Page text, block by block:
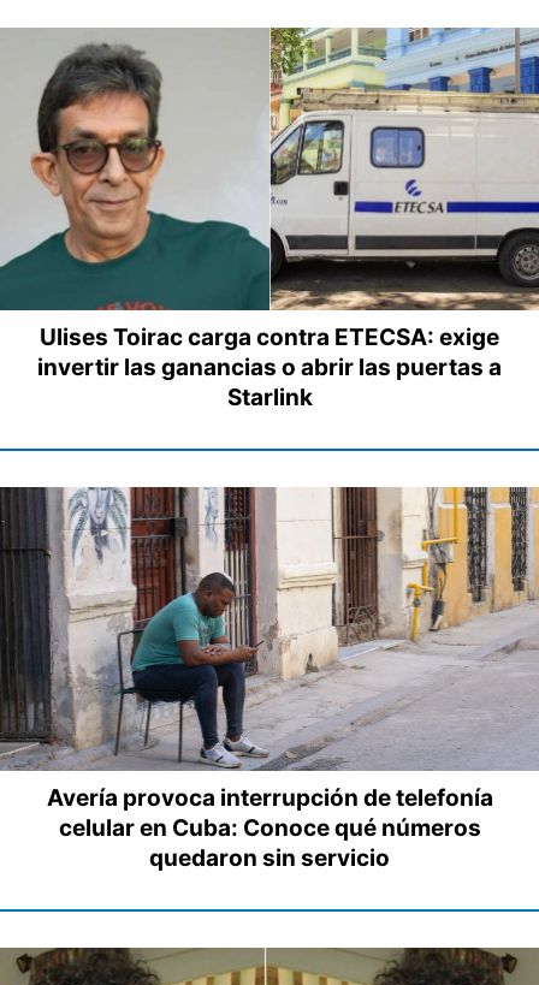
Ulises Toirac carga contra ETECSA: exige
invertir las ganancias o abrir las puertas a
Starlink
Avería provoca interrupción de telefonía
celular en Cuba: Conoce qué números
quedaron sin servicio